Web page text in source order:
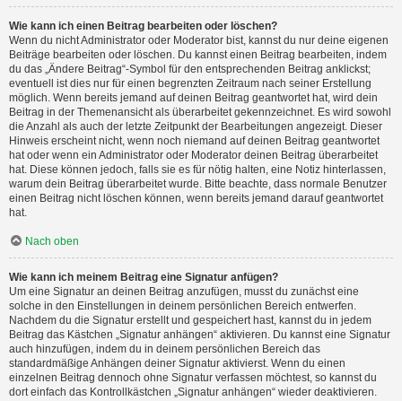
Wie kann ich einen Beitrag bearbeiten oder löschen?
Wenn du nicht Administrator oder Moderator bist, kannst du nur deine eigenen
Beiträge bearbeiten oder löschen. Du kannst einen Beitrag bearbeiten, indem
du das „Ändere Beitrag“-Symbol für den entsprechenden Beitrag anklickst;
eventuell ist dies nur für einen begrenzten Zeitraum nach seiner Erstellung
möglich. Wenn bereits jemand auf deinen Beitrag geantwortet hat, wird dein
Beitrag in der Themenansicht als überarbeitet gekennzeichnet. Es wird sowohl
die Anzahl als auch der letzte Zeitpunkt der Bearbeitungen angezeigt. Dieser
Hinweis erscheint nicht, wenn noch niemand auf deinen Beitrag geantwortet
hat oder wenn ein Administrator oder Moderator deinen Beitrag überarbeitet
hat. Diese können jedoch, falls sie es für nötig halten, eine Notiz hinterlassen,
warum dein Beitrag überarbeitet wurde. Bitte beachte, dass normale Benutzer
einen Beitrag nicht löschen können, wenn bereits jemand darauf geantwortet
hat.
Nach oben
Wie kann ich meinem Beitrag eine Signatur anfügen?
Um eine Signatur an deinen Beitrag anzufügen, musst du zunächst eine
solche in den Einstellungen in deinem persönlichen Bereich entwerfen.
Nachdem du die Signatur erstellt und gespeichert hast, kannst du in jedem
Beitrag das Kästchen „Signatur anhängen“ aktivieren. Du kannst eine Signatur
auch hinzufügen, indem du in deinem persönlichen Bereich das
standardmäßige Anhängen deiner Signatur aktivierst. Wenn du einen
einzelnen Beitrag dennoch ohne Signatur verfassen möchtest, so kannst du
dort einfach das Kontrollkästchen „Signatur anhängen“ wieder deaktivieren.